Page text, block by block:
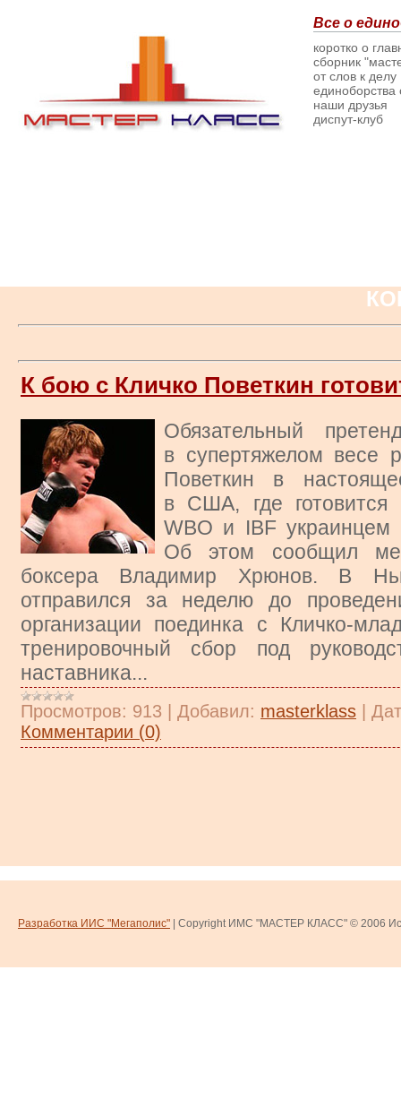
Все о
коротко о
сборник
от слов к делу
наши друзья
диспут-клуб
К бою с Кличко Поветкин
Обязательный
в супертяжелом весе
Поветкин в
в США, где
WBO и IBF украинцем
Об этом сообщил
боксера Владимир Хрюнов. В
отправился за неделю до
организации поединка с Кличко-
тренировочный сбор под
наставника...
Просмотров: 913 Добавил: masterklass
Комментарии (0)
Разработка ИИС "Мегаполис" | Copyright ИМС "МАСТЕР КЛАСС" © 2006